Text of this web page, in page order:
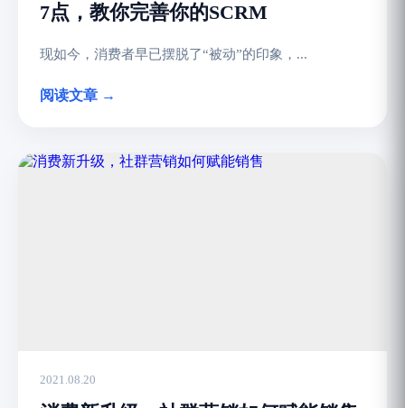
7点，教你完善你的SCRM
现如今，消费者早已摆脱了“被动”的印象，...
阅读文章 →
2021.08.20